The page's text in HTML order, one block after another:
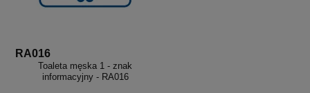
RA016
Toaleta męska 1 - znak
informacyjny - RA016